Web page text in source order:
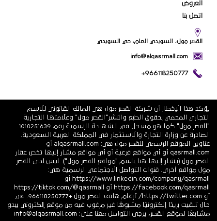
العروض
اتصل بنا
القصر مول، السويدي العام، حي السويدي
info@alqasrmall.com
+966118250777
يؤكد هذا الإخطار أن شركة القصر مول هي المالك القانوني للاسم
التجاري المحمي بحقوق الطبع والنشر"القصر مول" وعلامتها التجارية
"القصر مول" كما هو مسجل في الشهادة الرسمية رقم 1010251639
الصادرة عن وزارة التجارة والاستثمار في المملكة العربية السعودية.
عناوين الموقع الرسمي للقصر مول هي: alqasrmall.com أو
qasrmall.com أو أي مواقع فرعية أو أي مواقع مشار إليها تخص عقار
القصر مول (يشار إليها هنا باسم "مواقع القصر مول"). ليس لدى القصر
مول مواقع أخرى. قنوات التواصل الاجتماعي الرسمية هي:
https://www.linkedin.com/company/qasrmall أو
https://facebook.com/qasrmall أو https://tiktok.com/@qasrmall
أو https://twitter.com/ أرقام هاتف القصر مول:+966118250777. في
حال تلقيت بريدًا إلكترونيًا مشبوهًا غير مرغوب فيه من موقع إلكتروني يبدو
مشابهًا لموقع القصر، يرجى التواصل معنا على: info@alqasrmall.com